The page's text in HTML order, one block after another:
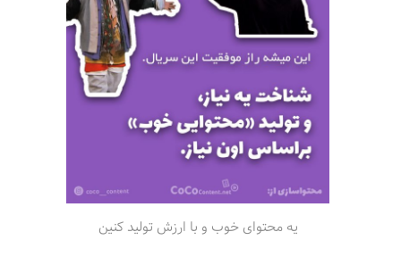
یه محتوای خوب و با ارزش تولید کنین